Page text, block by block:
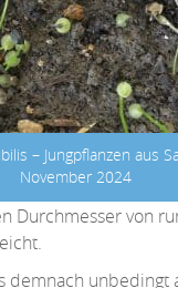
– Jungpflanzen aus
November 2024
Durchmesser von
demnach unbedingt